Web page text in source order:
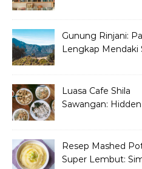
Gunung Rinjani:
Lengkap Mendaki
Luasa Cafe Shila
Sawangan:
Resep Mashed
Super Lembut: